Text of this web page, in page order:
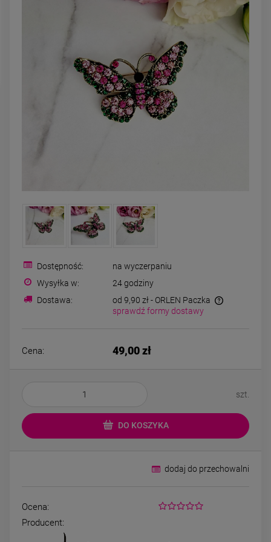
zobacz więcej
CHIRURGICZNA kwiatek
zielony cyrkonia
44,00 zł
różowy
44,00 zł
Dostępność:
na wyczerpaniu
Wysyłka w:
24 godziny
Dostawa:
od 9,90 zł - ORLEN Paczka
sprawdź formy dostawy
Cena: 49,00 zł
szt.
DO KOSZYKA
dodaj do przechowalni
Ocena:
Producent: